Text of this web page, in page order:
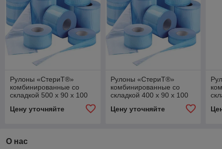
Рулоны «СтериТ®»
комбинированные со
складкой 500 х 90 х 100
Цену уточняйте
Рулоны «СтериТ®»
комбинированные со
складкой 400 х 90 х 100
Цену уточняйте
О нас